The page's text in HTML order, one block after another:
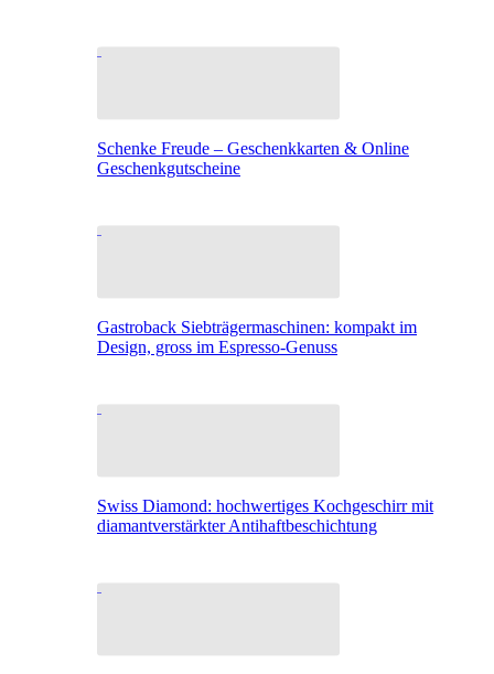
Schenke Freude – Geschenkkarten & Online
Geschenkgutscheine
Gastroback Siebträgermaschinen: kompakt im
Design, gross im Espresso-Genuss
Swiss Diamond: hochwertiges Kochgeschirr mit
diamantverstärkter Antihaftbeschichtung